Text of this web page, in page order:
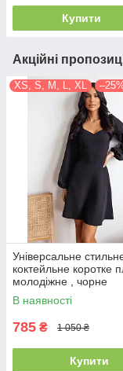
Купити
Акційні
XS, S, M, L, XL
Універсальне
коктейльне коротке
молодіжне , чорне
В наявності
785 ₴ 1 050 ₴
Купити